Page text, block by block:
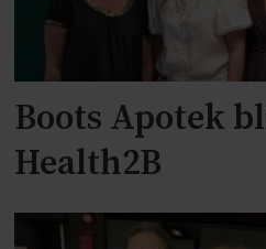
Boots Apotek
Health2B